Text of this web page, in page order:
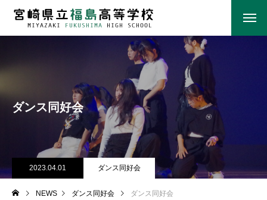
ダンス同好会
2023.04.01 ダンス同好会
NEWS ダンス同好会 ダンス同好会